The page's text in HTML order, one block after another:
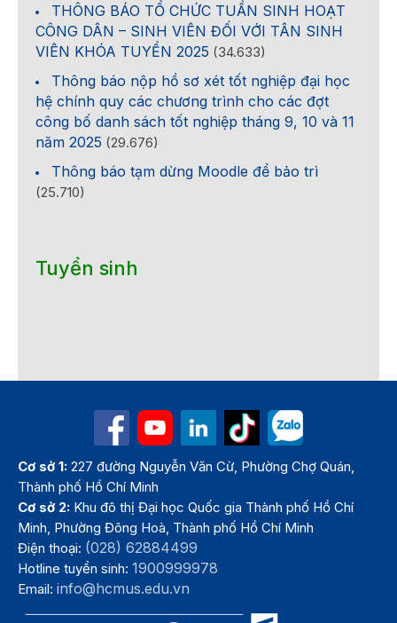
THÔNG BÁO TỔ CHỨC TUẦN SINH HOẠT
CÔNG DÂN – SINH VIÊN ĐỐI VỚI TÂN SINH
VIÊN KHÓA TUYỂN 2025 (34.633)
Thông báo nộp hồ sơ xét tốt nghiệp đại học
hệ chính quy các chương trình cho các đợt
công bố danh sách tốt nghiệp tháng 9, 10 và 11
năm 2025 (29.676)
Thông báo tạm dừng Moodle để bảo trì
(25.710)
Tuyển sinh
Cơ sở 1: 227 đường Nguyễn Văn Cừ, Phường Chợ Quán,
Thành phố Hồ Chí Minh
Cơ sở 2: Khu đô thị Đại học Quốc gia Thành phố Hồ Chí
Minh, Phường Đông Hoà, Thành phố Hồ Chí Minh
Điện thoại: (028) 62884499
Hotline tuyển sinh:1900999978
Email:info@hcmus.edu.vn